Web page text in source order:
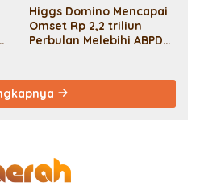
Higgs Domino Mencapai
Omset Rp 2,2 triliun
Perbulan Melebihi ABPD